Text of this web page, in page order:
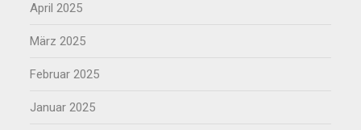
April 2025
März 2025
Februar 2025
Januar 2025